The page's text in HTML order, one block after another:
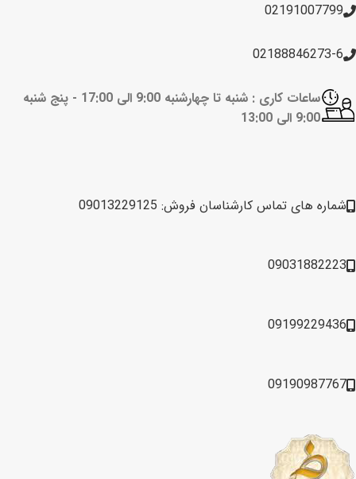
02191007799
02188846273-6
ساعات کاری : شنبه تا چهارشنبه 9:00 الی 17:00 -
پنج شنبه
9:00 الی 13:00
شماره های تماس کارشناسان فروش: 09013229125
09031882223
09199229436
09190987767